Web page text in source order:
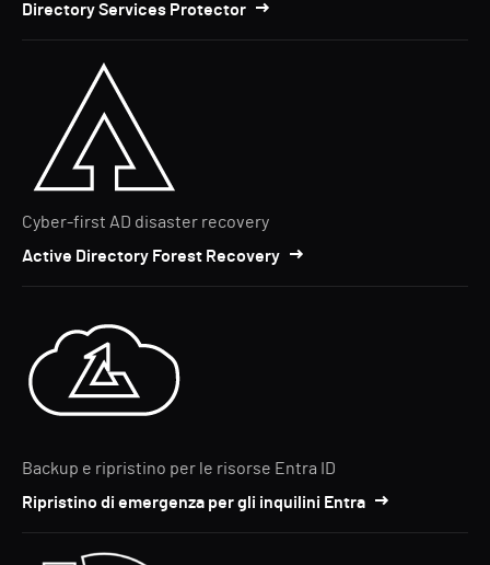
Directory Services Protector
Cyber-first AD disaster recovery
Active Directory Forest Recovery
Backup e ripristino per le risorse Entra ID
Ripristino di emergenza per gli inquilini Entra